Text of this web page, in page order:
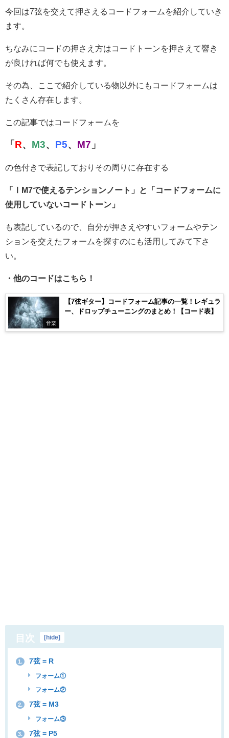
今回は7弦を交えて押さえるコードフォームを紹介していき
ます。
ちなみにコードの押さえ方はコードトーンを押さえて響き
が良ければ何でも使えます。
その為、ここで紹介している物以外にもコードフォームは
たくさん存在します。
この記事ではコードフォームを
「 R、 M3、 P5、 M7 」
の色付きで表記しておりその周りに存在する
「ⅠM7で使えるテンションノート」と「コードフォームに
使用していないコードトーン」
も表記しているので、自分が押さえやすいフォームやテン
ションを交えたフォームを探すのにも活用してみて下さ
い。
・他のコードはこちら！
音楽
【7弦ギター】コードフォーム記事の一覧！レギュラ
ー、ドロップチューニングのまとめ！【コード表】
目次 [hide]
1. 7弦 = R
フォーム①
フォーム②
2. 7弦 = M3
フォーム③
3. 7弦 = P5